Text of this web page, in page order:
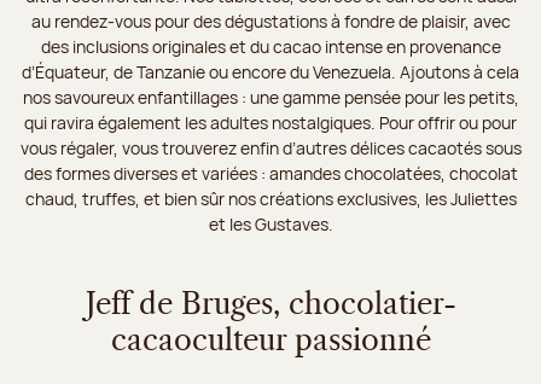
au rendez-vous pour des dégustations à fondre de plaisir, avec
des inclusions originales et du cacao intense en provenance
d’Équateur, de Tanzanie ou encore du Venezuela. Ajoutons à cela
nos savoureux enfantillages : une gamme pensée pour les petits,
qui ravira également les adultes nostalgiques. Pour offrir ou pour
vous régaler, vous trouverez enfin d’autres délices cacaotés sous
des formes diverses et variées : amandes chocolatées, chocolat
chaud, truffes, et bien sûr nos créations exclusives, les Juliettes
et les Gustaves.
Jeff de Bruges, chocolatier-
cacaoculteur passionné